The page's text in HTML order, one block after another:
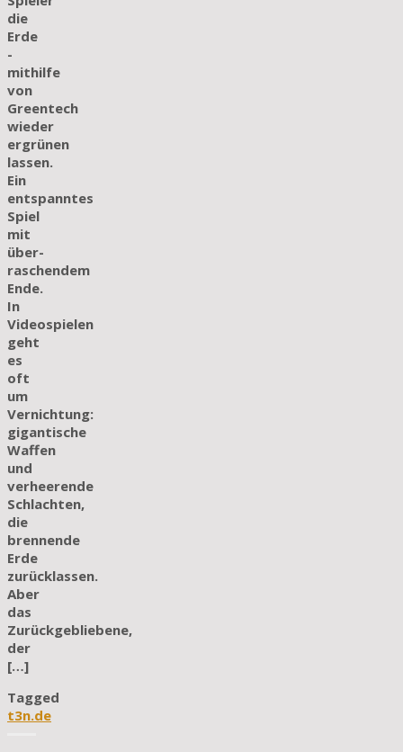
die
Erde
­
mithilfe
von
Greentech
wieder
ergrünen
lassen.
Ein
entspanntes
Spiel
mit
über­
raschendem
Ende.
In
Videospielen
geht
es
oft
um
Vernichtung:
gigantische
Waffen
und
verheerende
Schlachten,
die
brennende
Erde
zurücklassen.
Aber
das
Zurückgebliebene,
der
[…]
Tagged
t3n.de